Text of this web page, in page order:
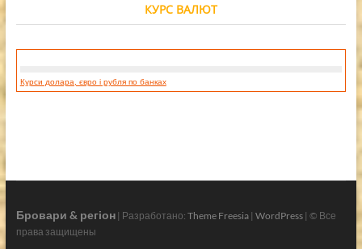
КУРС ВАЛЮТ
Курси долара, євро і рубля по банках
Бровари & регіон| Разработано: Theme Freesia| WordPress| © Все
права защищены